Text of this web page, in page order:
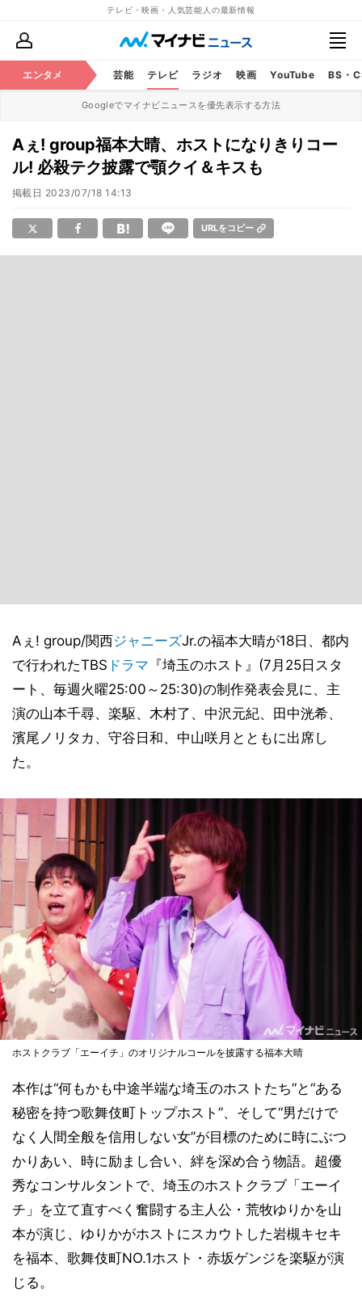
テレビ・映画・人気芸能人の最新情報
エンタメ 芸能 テレビ ラジオ 映画 YouTube BS・
Googleでマイナビニュースを優先表示する方法
Aぇ! group福本大晴、ホストになりきりコー
ル! 必殺テク披露で顎クイ＆キスも
掲載日 2023/07/18 14:13
URLをコピー
Aぇ! group/関西ジャニーズJr.の福本大晴が18日、都内
で行われたTBS ドラマ 『埼玉のホスト』(7月25日スタ
ート、毎週火曜25:00～25:30)の制作発表会見に、主
演の山本千尋、楽駆、木村了、中沢元紀、田中洸希、
濱尾ノリタカ、守谷日和、中山咲月とともに出席し
た。
ホストクラブ「エーイチ」のオリジナルコールを披露する福本大晴
本作は“何もかも中途半端な埼玉のホストたち”と“ある
秘密を持つ歌舞伎町トップホスト”、そして“男だけで
なく人間全般を信用しない女”が目標のために時にぶつ
かりあい、時に励まし合い、絆を深め合う物語。超優
秀なコンサルタントで、埼玉のホストクラブ「エーイ
チ」を立て直すべく奮闘する主人公・荒牧ゆりかを山
本が演じ、ゆりかがホストにスカウトした岩槻キセキ
を福本、歌舞伎町NO.1ホスト・赤坂ゲンジを楽駆が演
じる。